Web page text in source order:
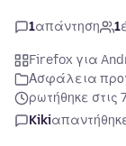
1απάντηση 1
Firefox για
Ασφάλεια
ρωτήθηκε στις
Kiki